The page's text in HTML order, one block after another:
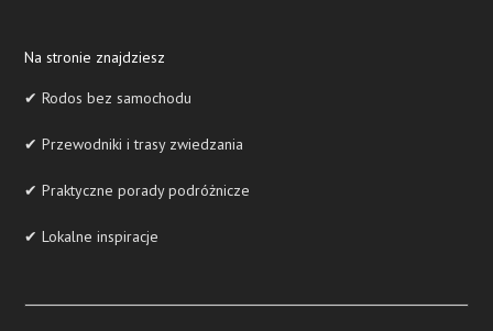
Na stronie znajdziesz
✔ Rodos bez samochodu
✔ Przewodniki i trasy zwiedzania
✔ Praktyczne porady podróżnicze
✔ Lokalne inspiracje